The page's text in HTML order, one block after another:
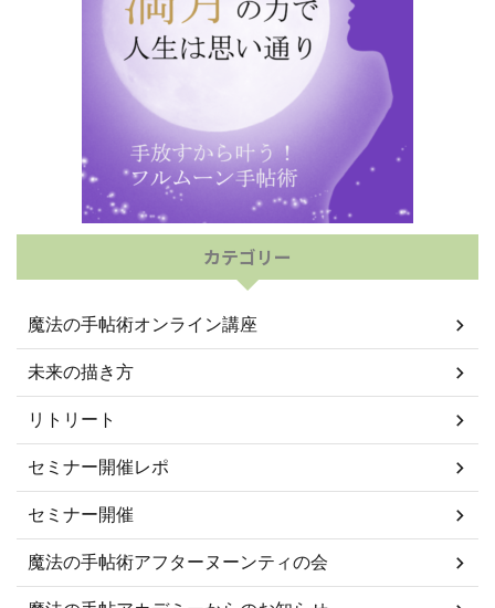
カテゴリー
魔法の手帖術オンライン講座
未来の描き方
リトリート
セミナー開催レポ
セミナー開催
魔法の手帖術アフターヌーンティの会